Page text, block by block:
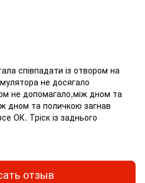
співпадати із отвором на
не досягало
не допомагало,між дном та
дном та поличкою загнав
ОК. Тріск із заднього
отзыв